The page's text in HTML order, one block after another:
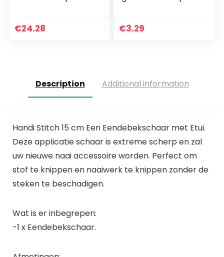
tekenbord voor
€24.28 €3.29
Description Additional information
Handi Stitch 15 cm Een Eendebekschaar met Etui.
Deze applicatie schaar is extreme scherp en zal
uw nieuwe naai accessoire worden. Perfect om
stof te knippen en naaiwerk te knippen zonder de
steken te beschadigen.
Wat is er inbegrepen:
-1 x Eendebekschaar.